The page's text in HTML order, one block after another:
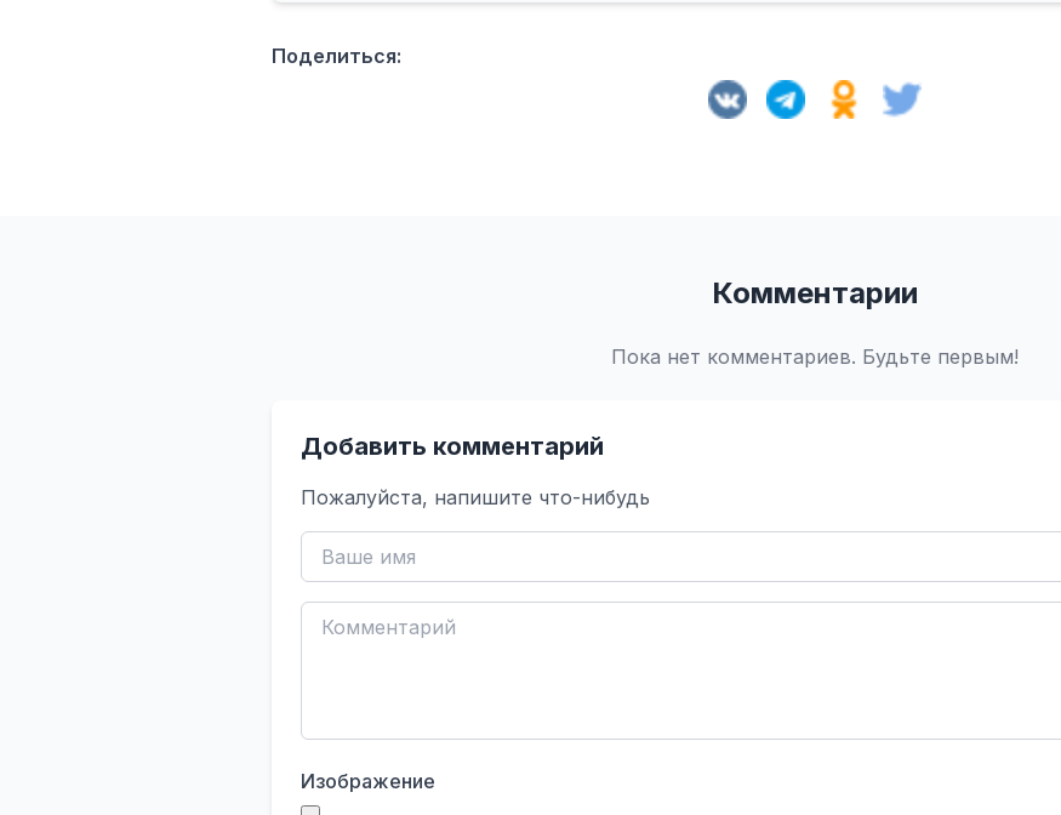
Поделиться:
Комментарии
Пока нет комментариев. Будьте первым!
Добавить комментарий
Пожалуйста, напишите что-нибудь
Изображение